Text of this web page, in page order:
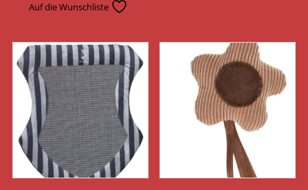
Auf die Wunschliste